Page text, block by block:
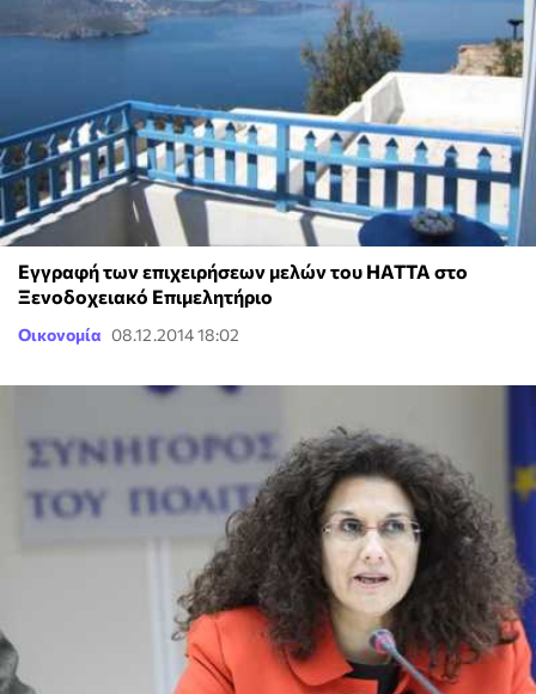
Εγγραφή των επιχειρήσεων μελών τoυ HATTA στο
Ξενοδοχειακό Επιμελητήριο
Οικονομία 08.12.2014 18:02